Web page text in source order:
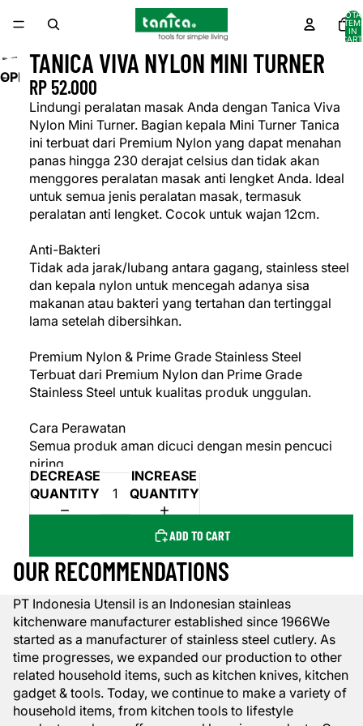
IN
OPEN
IMAGE
FULL
SCREEN
TANICA VIVA NYLON MINI TURNER
RP 52.000
Lindungi peralatan masak Anda dengan Tanica Viva
Nylon Mini Turner. Bagian kepala Mini Turner Tanica
ini terbuat dari Premium Nylon yang dapat menahan
panas hingga 230 derajat celsius dan tidak akan
menggores peralatan masak anti lengket Anda. Ideal
untuk semua jenis peralatan masak, termasuk
peralatan anti lengket. Cocok untuk wajan 12cm.
Anti-Bakteri
Tidak ada jarak/lubang antara gagang, stainless steel
dan kepala nylon untuk mencegah adanya sisa
makanan atau bakteri yang tertahan dan tertinggal
lama setelah dibersihkan.
Premium Nylon & Prime Grade Stainless Steel
Terbuat dari Premium Nylon dan Prime Grade
Stainless Steel untuk kualitas produk unggulan.
Cara Perawatan
Semua produk aman dicuci dengan mesin pencuci
piring.
DECREASE
QUANTITY
INCREASE
QUANTITY
ADD TO CART
OUR RECOMMENDATIONS
PT Indonesia Utensil is an Indonesian stainleas
kitchenware manufacturer established since 1966We
started as a manufacturer of stainless steel cutlery. As
time progresses, we expanded our production to other
related household items, such as kitchen knives, kitchen
gadget & tools. Today, we continue to make a variety of
household items, from kitchen tools to lifestyle